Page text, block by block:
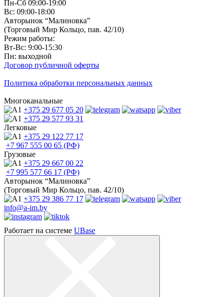
Пн-Сб 09:00-19:00
Вс: 09:00-18:00
Авторынок “Малиновка”
(Торговый Мир Кольцо, пав. 42/10)
Режим работы:
Вт-Вс: 9:00-15:30
Пн: выходной
Договор публичной оферты
Политика обработки персональных данных
Многоканальные
+375 29 677 05 20
+375 29 577 93 31
Легковые
+375 29 122 77 17
+7 967 555 00 65 (РФ)
Грузовые
+375 29 667 00 22
+7 995 577 66 17 (РФ)
Авторынок “Малиновка”
(Торговый Мир Кольцо, пав. 42/10)
+375 29 386 77 17
info@a-im.by
Работает на системе UBase